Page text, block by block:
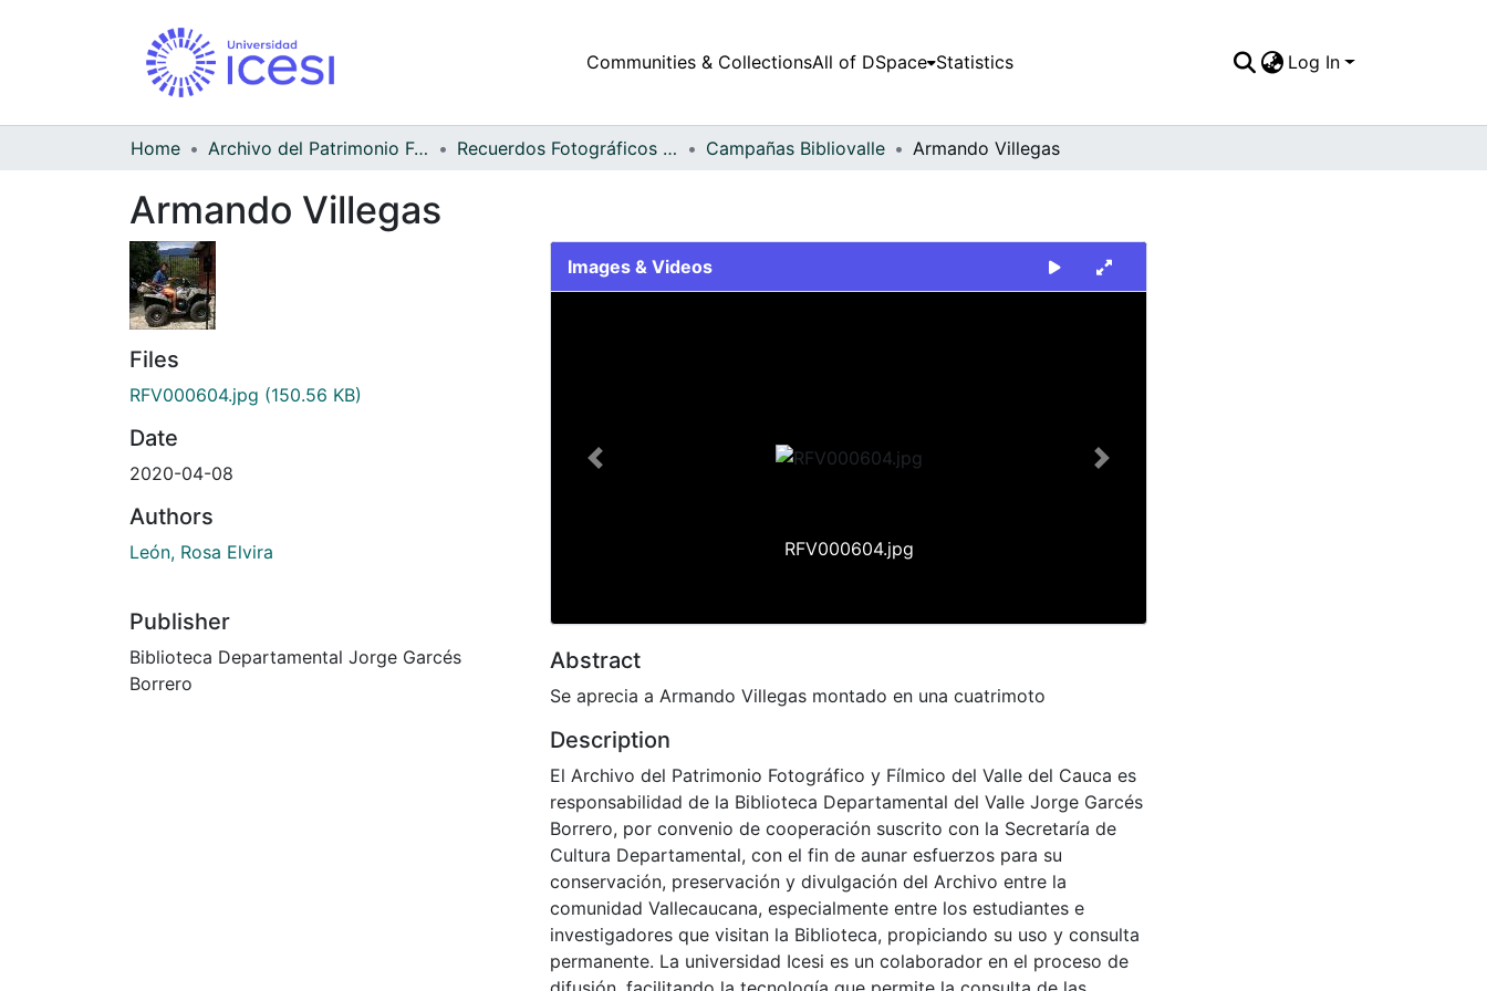
Communities & CollectionsAll of DSpace Statistics Log In
Home Archivo del Patrimonio Fotográfico y Fílmico del Valle del Cauca Recuerdos Fotográficos Vallecaucanos Campañas Bibliovalle Armando Villegas
Armando Villegas
Files
RFV000604.jpg (150.56 KB)
Date
2020-04-08
Authors
León, Rosa Elvira
Publisher
Biblioteca Departamental Jorge Garcés
Borrero
Images & Videos
RFV000604.jpg
Previous Next
Abstract
Se aprecia a Armando Villegas montado en una cuatrimoto
Description
El Archivo del Patrimonio Fotográfico y Fílmico del Valle del Cauca es
responsabilidad de la Biblioteca Departamental del Valle Jorge Garcés
Borrero, por convenio de cooperación suscrito con la Secretaría de
Cultura Departamental, con el fin de aunar esfuerzos para su
conservación, preservación y divulgación del Archivo entre la
comunidad Vallecaucana, especialmente entre los estudiantes e
investigadores que visitan la Biblioteca, propiciando su uso y consulta
permanente. La universidad Icesi es un colaborador en el proceso de